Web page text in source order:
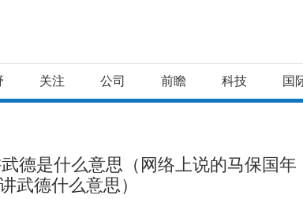
关注 公司 前瞻 科技 国
德是什么意思（网络上说的马保国年
武德什么意思）